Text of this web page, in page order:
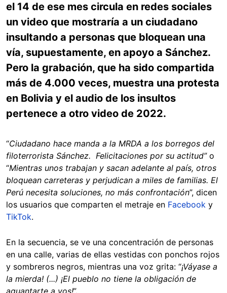
el 14 de ese mes circula en redes sociales
un video que mostraría a un ciudadano
insultando a personas que bloquean una
vía, supuestamente, en apoyo a Sánchez.
Pero la grabación, que ha sido compartida
más de 4.000 veces, muestra una protesta
en Bolivia y el audio de los insultos
pertenece a otro video de 2022.
“Ciudadano hace manda a la MRDA a los borregos del
filoterrorista Sánchez. Felicitaciones por su actitud”o
“Mientras unos trabajan y sacan adelante al país, otros
bloquean carreteras y perjudican a miles de familias. El
Perú necesita soluciones, no más confrontación”, dicen
los usuarios que comparten el metraje en Facebook y
TikTok.
En la secuencia, se ve una concentración de personas
en una calle, varias de ellas vestidas con ponchos rojos
y sombreros negros, mientras una voz grita: “¡Váyase a
la mierda! (...) ¡El pueblo no tiene la obligación de
aguantarte a vos!”.